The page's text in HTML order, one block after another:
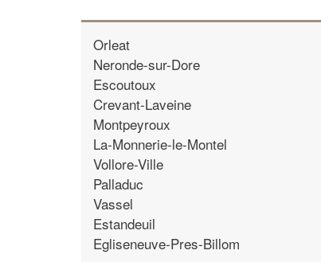
Orleat
Neronde-sur-Dore
Escoutoux
Crevant-Laveine
Montpeyroux
La-Monnerie-le-Montel
Vollore-Ville
Palladuc
Vassel
Estandeuil
Egliseneuve-Pres-Billom